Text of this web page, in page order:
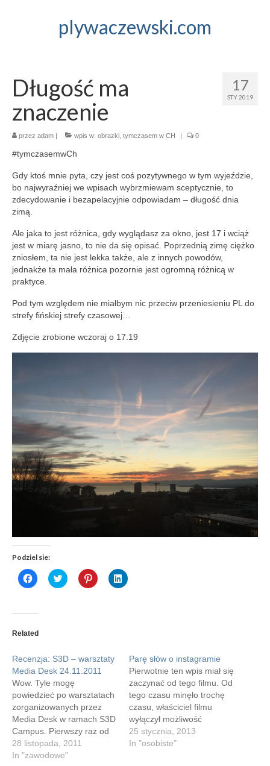
plywaczewski.com
17
STY 2019
Długość ma
znaczenie
przez adam | wpis w: obrazki tymczasem w CH | 0
#tymczasemwCh
Gdy ktoś mnie pyta, czy jest coś pozytywnego w tym wyjeździe,
bo najwyraźniej we wpisach wybrzmiewam sceptycznie, to
zdecydowanie i bezapelacyjnie odpowiadam – długość dnia
zimą.
Ale jaka to jest różnica, gdy wyglądasz za okno, jest 17 i wciąż
jest w miarę jasno, to nie da się opisać. Poprzednią zimę ciężko
zniosłem, ta nie jest lekka także, ale z innych powodów,
jednakże ta mała różnica pozornie jest ogromną różnicą w
praktyce.
Pod tym względem nie miałbym nic przeciw przeniesieniu PL do
strefy fińskiej strefy czasowej…
Zdjęcie zrobione wczoraj o 17.19
Podziel sie:
Click
to
(Opens
new
window)
Click
to
Click
to
Click
to
Related
Recenzja: S3D – warsztaty
Media Desk 24.11.2011
Wow. Tyle mogę
powiedzieć po warsztatach
zorganizowanych przez
Media Desk w ramach S3D
Campus. Pierwszy raz od
dawna miałem okazję
uczestniczyć w szkoleniu
28 listopada, 2011
In "zawodowe"
Parę słów o instagramie
Pierwotnie ten wpis miał się
zaczynać od tego filmu. Od
tego czasu minęło trochę
czasu, właściciel filmu
wyłączył możliwość
zagnieżdżania, a ja
zmieniłem nieco zdanie na
25 stycznia, 2013
In "osobiste"